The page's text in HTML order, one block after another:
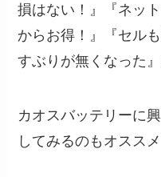
損はない！』『ネッ
からお得！』『セル
すぶりが無くなった
カオスバッテリーに
してみるのもオスス